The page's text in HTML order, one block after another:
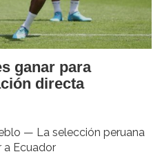
ganar para
directa
— La selección peruana
a Ecuador